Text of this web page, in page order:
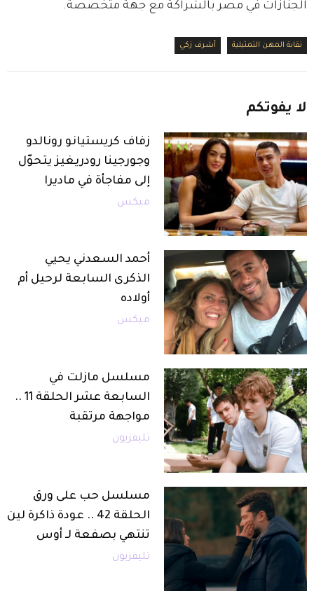
الجنازات في مصر بالشراكة مع جهة متخصصة.
نقابة المهن التمثيلية أشرف زكي
لا يفوتكم
زفاف كريستيانو رونالدو
وجورجينا رودريغيز يتحوّل
إلى مفاجأة في ماديرا
ميكس
أحمد السعدني يحيي
الذكرى السابعة لرحيل أم
أولاده
ميكس
مسلسل مازلت في
السابعة عشر الحلقة 11 ..
مواجهة مرتقبة
تليفزيون
مسلسل حب على ورق
الحلقة 42 .. عودة ذاكرة لين
تنتهي بصفعة لـ أوس
تليفزيون